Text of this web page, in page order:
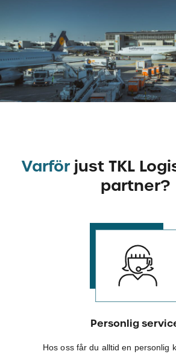
Varförjust TKL
partner?
Personlig
Hos oss får du alltid en personlig